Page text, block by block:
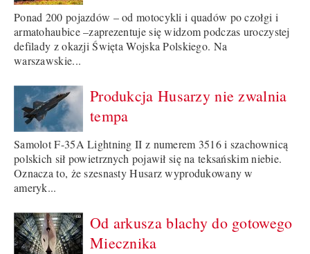
Ponad 200 pojazdów – od motocykli i quadów po czołgi i
armatohaubice –zaprezentuje się widzom podczas uroczystej
defilady z okazji Święta Wojska Polskiego. Na
warszawskie...
Produkcja Husarzy nie zwalnia
tempa
Samolot F-35A Lightning II z numerem 3516 i szachownicą
polskich sił powietrznych pojawił się na teksańskim niebie.
Oznacza to, że szesnasty Husarz wyprodukowany w
ameryk...
Od arkusza blachy do gotowego
Miecznika